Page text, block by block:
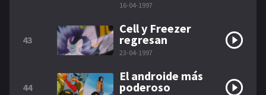
16-04-1997
43
Cell y Freezer
regresan
23-04-1997
44
El androide más
poderoso